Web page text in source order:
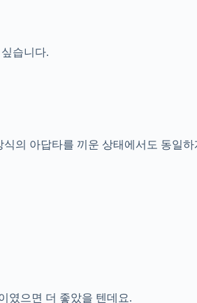
습니다.
의 아답타를 끼운 상태에서도 동일
였으면 더 좋았을 텐데요.